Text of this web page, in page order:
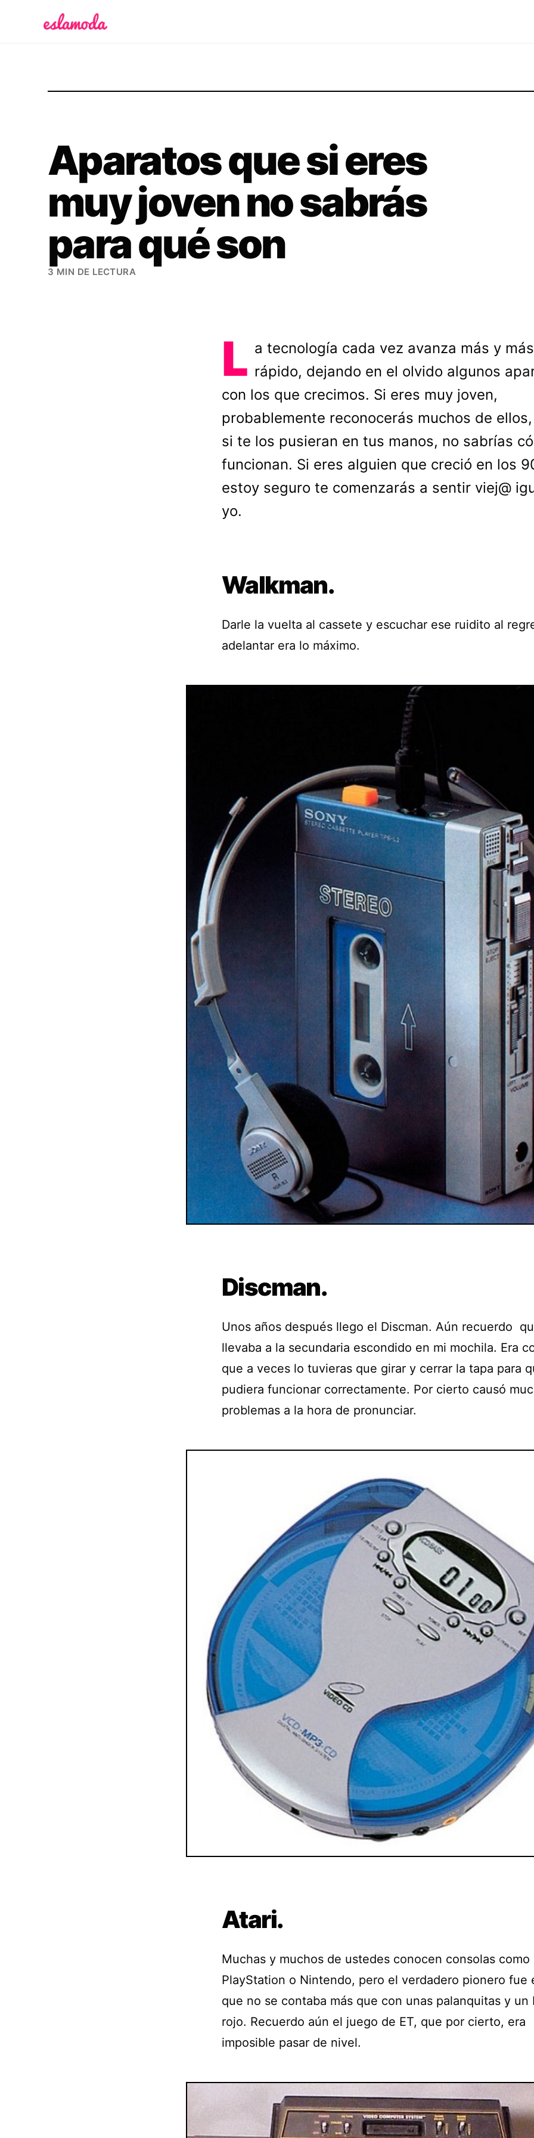
Aparatos que si eres
muy joven no sabrás
para qué son
3 MIN DE LECTURA
L a tecnología cada vez avanza más y más
rápido, dejando en el olvido algunos
con los que crecimos. Si eres muy joven,
probablemente reconocerás muchos de
si te los pusieran en tus manos, no sabrías
funcionan. Si eres alguien que creció en los
estoy seguro te comenzarás a sentir viej@
yo.
Walkman.
Darle la vuelta al cassete y escuchar ese ruidito al
adelantar era lo máximo.
Discman.
Unos años después llego el Discman. Aún recuerdo
llevaba a la secundaria escondido en mi mochila. Era
que a veces lo tuvieras que girar y cerrar la tapa para
pudiera funcionar correctamente. Por cierto causó
problemas a la hora de pronunciar.
Atari.
Muchas y muchos de ustedes conocen consolas como
PlayStation o Nintendo, pero el verdadero pionero fue
que no se contaba más que con unas palanquitas y un
rojo. Recuerdo aún el juego de ET, que por cierto, era
imposible pasar de nivel.